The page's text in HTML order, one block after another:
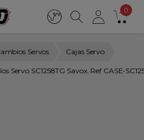
0
Servos Cajas Servo
Servo SC1258TG Savox. Ref CASE-